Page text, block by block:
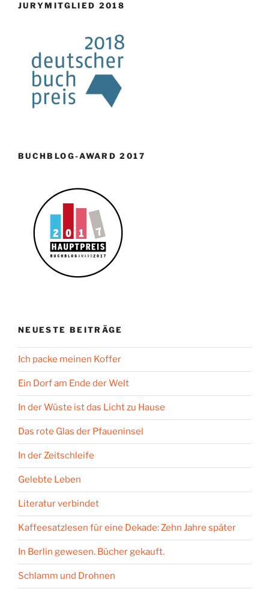
JURYMITGLIED 2018
BUCHBLOG-AWARD 2017
NEUESTE BEITRÄGE
Ich packe meinen Koffer
Ein Dorf am Ende der Welt
In der Wüste ist das Licht zu Hause
Das rote Glas der Pfaueninsel
In der Zeitschleife
Gelebte Leben
Literatur verbindet
Kaffeesatzlesen für eine Dekade: Zehn Jahre später
In Berlin gewesen. Bücher gekauft.
Schlamm und Drohnen